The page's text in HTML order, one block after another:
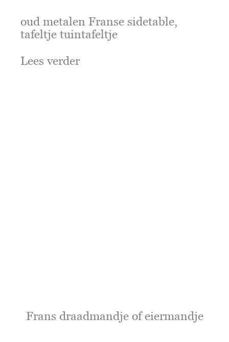
oud metalen Franse sidetable,
tafeltje tuintafeltje
Lees verder
Frans draadmandje of eiermandje